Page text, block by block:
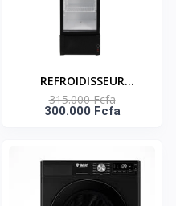
REFROIDISSEUR
VERTICAL UNE PORTE
400 LT - NAS-FL400-
315.000 Fcfa
300.000 Fcfa